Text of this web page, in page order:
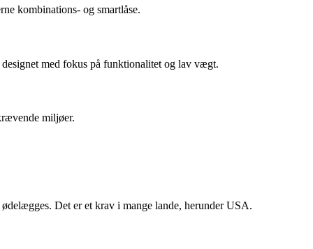
kombinations- og smartlåse.
med fokus på funktionalitet og lav vægt.
miljøer.
Det er et krav i mange lande, herunder USA.